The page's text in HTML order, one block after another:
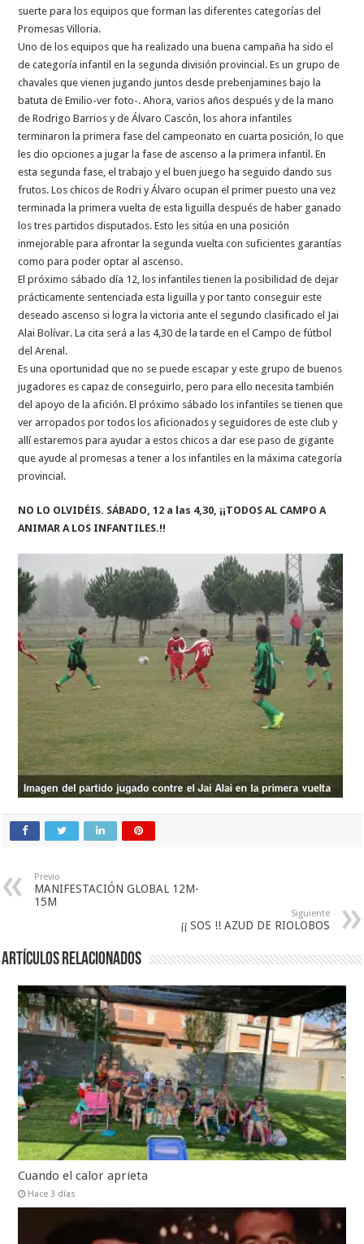
suerte para los equipos que forman las diferentes categorías del
Promesas Villoria.
Uno de los equipos que ha realizado una buena campaña ha sido el
de categoría infantil en la segunda división provincial. Es un grupo de
chavales que vienen jugando juntos desde prebenjamines bajo la
batuta de Emilio-ver foto-. Ahora, varios años después y de la mano
de Rodrigo Barrios y de Álvaro Cascón, los ahora infantiles
terminaron la primera fase del campeonato en cuarta posición, lo que
les dio opciones a jugar la fase de ascenso a la primera infantil. En
esta segunda fase, el trabajo y el buen juego ha seguido dando sus
frutos. Los chicos de Rodri y Álvaro ocupan el primer puesto una vez
terminada la primera vuelta de esta liguilla después de haber ganado
los tres partidos disputados. Esto les sitúa en una posición
inmejorable para afrontar la segunda vuelta con suficientes garantías
como para poder optar al ascenso.
El próximo sábado día 12, los infantiles tienen la posibilidad de dejar
prácticamente sentenciada esta liguilla y por tanto conseguir este
deseado ascenso si logra la victoria ante el segundo clasificado el Jai
Alai Bolívar. La cita será a las 4,30 de la tarde en el Campo de fútbol
del Arenal.
Es una oportunidad que no se puede escapar y este grupo de buenos
jugadores es capaz de conseguirlo, pero para ello necesita también
del apoyo de la afición. El próximo sábado los infantiles se tienen que
ver arropados por todos los aficionados y seguidores de este club y
allí estaremos para ayudar a estos chicos a dar ese paso de gigante
que ayude al promesas a tener a los infantiles en la máxima categoría
provincial.
NO LO OLVIDÉIS. SÁBADO, 12 a las 4,30, ¡¡TODOS AL CAMPO A
ANIMAR A LOS INFANTILES.!!
Previo
MANIFESTACIÓN GLOBAL 12M-
15M
Siguiente
¡¡ SOS !! AZUD DE RIOLOBOS
Artículos relacionados
Cuando el calor aprieta
Hace 3 días